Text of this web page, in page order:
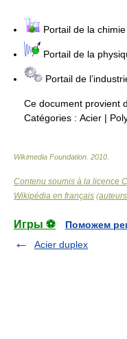
Portail de la chimie
Portail de la
Portail de
Ce document provient
Catégories : Acier |
Wikimedia Foundation 2010
Contenu soumis à la licence
Wikipédia en français (auteurs
Игры ⚽
Поможем
Acier duplex